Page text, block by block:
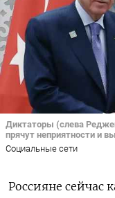
Диктаторы (слева
прячут неприятности и
Социальные сети
Россияне сейчас